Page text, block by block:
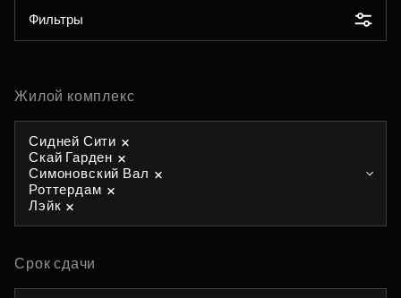
Фильтры
Жилой комплекс
Сидней Сити
Скай Гарден
Симоновский Вал
Роттердам
Лэйк
Срок сдачи